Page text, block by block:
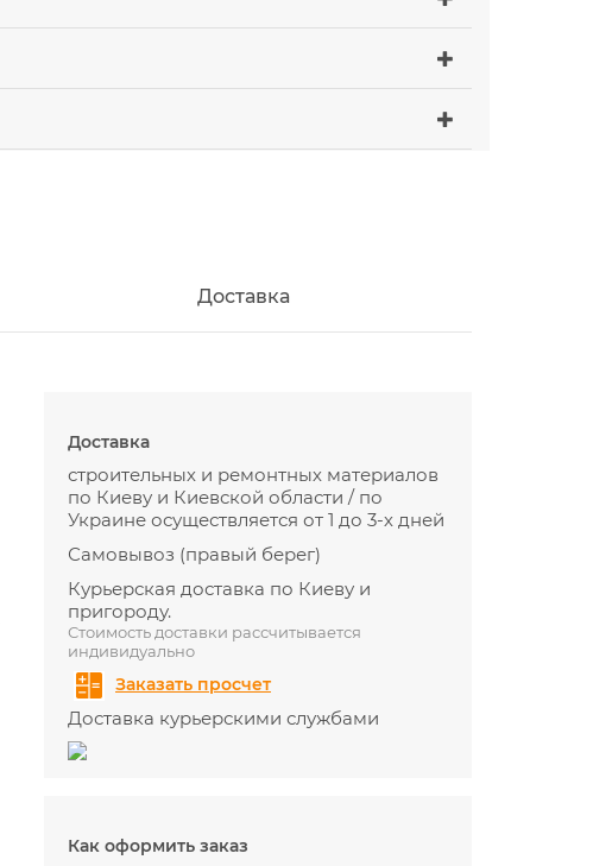
Доставка
Доставка
строительных и ремонтных материалов
по Киеву и Киевской области / по
Украине осуществляется от 1 до 3-х дней
Самовывоз (правый берег)
Курьерская доставка по Киеву и
пригороду.
Стоимость доставки рассчитывается
индивидуально
Заказать просчет
Доставка курьерскими службами
Как оформить заказ